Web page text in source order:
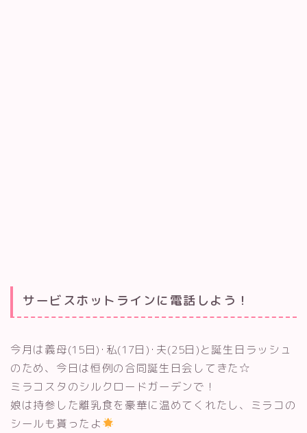
サービスホットラインに電話しよう！
今月は義母(15日)･私(17日)･夫(25日)と誕生日ラッシュ
のため、今日は恒例の合同誕生日会してきた☆
ミラコスタのシルクロードガーデンで！
娘は持参した離乳食を豪華に温めてくれたし、ミラコの
シールも貰ったよ